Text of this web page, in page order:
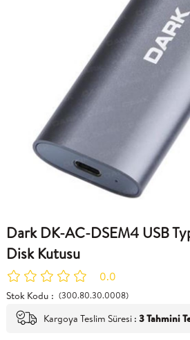
Dark DK-AC-DSEM4 USB
Disk Kutusu
0.0
Stok Kodu (300.80.30.0008)
Kargoya Teslim Süresi : 3 Tahmini